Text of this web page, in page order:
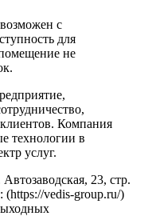
с
для
не
клиентов. Компания
технологии в
услуг.
23, стр.
(https://vedis-group.ru/)